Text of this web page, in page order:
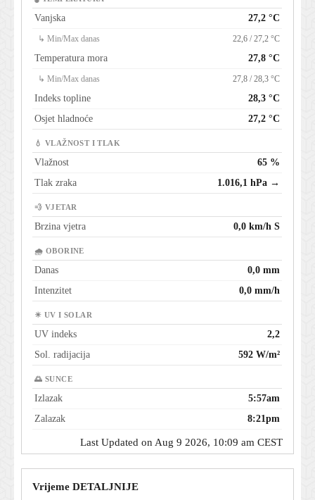
Vanjska 27,2 °C
↳ Min/Max danas 22,6 / 27,2 °C
Temperatura mora 27,8 °C
↳ Min/Max danas 27,8 / 28,3 °C
Indeks topline
28,3 °C
Osjet hladnoće
27,2 °C
💧 VLAŽNOST I TLAK
Vlažnost
65 %
Tlak zraka
1.016,1 hPa →
💨 VJETAR
Brzina vjetra 0,0 km/h S
🌧 OBORINE
Danas
0,0 mm
Intenzitet
0,0 mm/h
☀ UV I SOLAR
UV indeks
2,2
Sol. radijacija
592 W/m²
🌅 SUNCE
Izlazak
5:57am
Zalazak
8:21pm
Last Updated on Aug 9 2026, 10:09 am CEST
Vrijeme DETALJNIJE